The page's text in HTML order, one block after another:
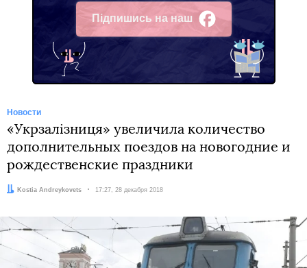
Підпишись на наш
Facebook
Новости
«Укрзалізниця» увеличила количество
дополнительных поездов на новогодние и
рождественские праздники
Автор:Kostia Andreykovets Дата:
17:27, 28 декабря 2018